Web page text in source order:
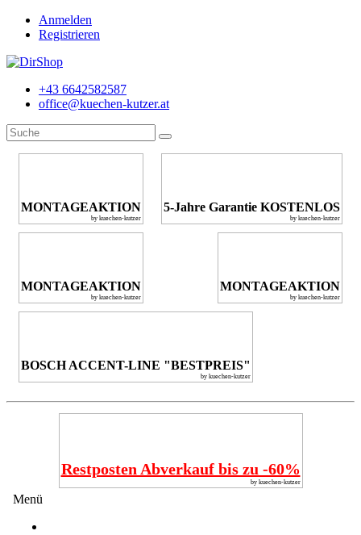
Anmelden
Registrieren
+43 6642582587
office@kuechen-kutzer.at
MONTAGEAKTION
by kuechen-kutzer
5-Jahre Garantie KOSTENLOS
by kuechen-kutzer
MONTAGEAKTION
by kuechen-kutzer
MONTAGEAKTION
by kuechen-kutzer
BOSCH ACCENT-LINE "BESTPREIS"
by kuechen-kutzer
Restposten Abverkauf bis zu -60%
by kuechen-kutzer
Menü